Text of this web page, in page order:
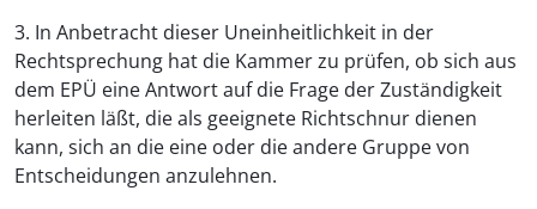
3. In Anbetracht dieser Uneinheitlichkeit in der
Rechtsprechung hat die Kammer zu prüfen, ob sich aus
dem EPÜ eine Antwort auf die Frage der Zuständigkeit
herleiten läßt, die als geeignete Richtschnur dienen
kann, sich an die eine oder die andere Gruppe von
Entscheidungen anzulehnen.